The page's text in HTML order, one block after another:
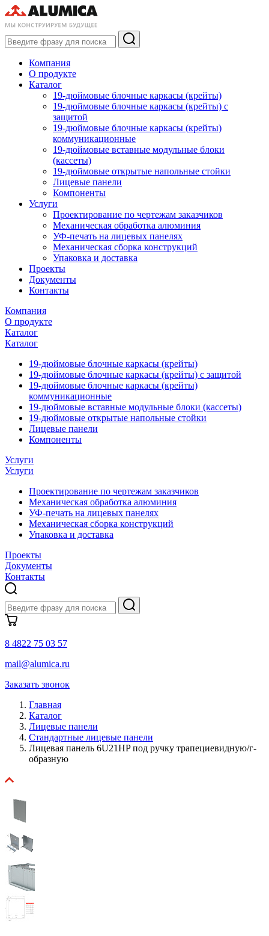
Компания
О продукте
Каталог
19-дюймовые блочные каркасы (крейты)
19-дюймовые блочные каркасы (крейты) с
защитой
19-дюймовые блочные каркасы (крейты)
коммуникационные
19-дюймовые вставные модульные блоки
(кассеты)
19-дюймовые открытые напольные стойки
Лицевые панели
Компоненты
Услуги
Проектирование по чертежам заказчиков
Механическая обработка алюминия
УФ-печать на лицевых панелях
Механическая сборка конструкций
Упаковка и доставка
Проекты
Документы
Контакты
Компания
О продукте
Каталог
Каталог
19-дюймовые блочные каркасы (крейты)
19-дюймовые блочные каркасы (крейты) с защитой
19-дюймовые блочные каркасы (крейты)
коммуникационные
19-дюймовые вставные модульные блоки (кассеты)
19-дюймовые открытые напольные стойки
Лицевые панели
Компоненты
Услуги
Услуги
Проектирование по чертежам заказчиков
Механическая обработка алюминия
УФ-печать на лицевых панелях
Механическая сборка конструкций
Упаковка и доставка
Проекты
Документы
Контакты
8 4822 75 03 57
mail@alumica.ru
Заказать звонок
Главная
Каталог
Лицевые панели
Стандартные лицевые панели
Лицевая панель 6U21HP под ручку трапециевидную/г-
образную